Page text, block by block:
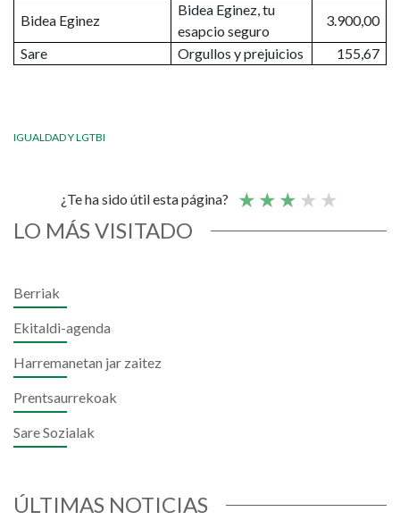
Bidea Eginez
Bidea Eginez, tu
esapcio seguro
3.900,00
Sare
Orgullos y prejuicios 155,67
IGUALDAD Y LGTBI
¿Te ha sido útil esta página?
LO MÁS VISITADO
Berriak
Ekitaldi-agenda
Harremanetan jar zaitez
Prentsaurrekoak
Sare Sozialak
ÚLTIMAS NOTICIAS